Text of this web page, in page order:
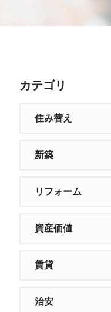
カテゴリ
住み替え
新築
リフォーム
資産価値
賃貸
治安